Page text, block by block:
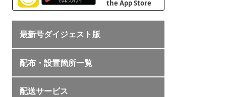
最新号ダイジェスト版
配布・設置箇所一覧
配送サービス